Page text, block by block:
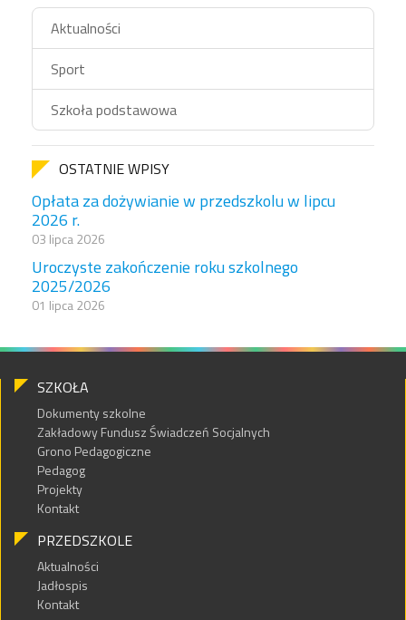
Aktualności
Sport
Szkoła podstawowa
OSTATNIE WPISY
Opłata za dożywianie w przedszkolu w lipcu
2026 r.
03 lipca 2026
Uroczyste zakończenie roku szkolnego
2025/2026
01 lipca 2026
SZKOŁA
Dokumenty szkolne
Zakładowy Fundusz Świadczeń Socjalnych
Grono Pedagogiczne
Pedagog
Projekty
Kontakt
PRZEDSZKOLE
Aktualności
Jadłospis
Kontakt